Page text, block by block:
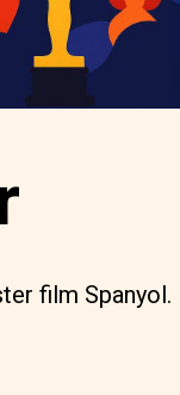
film Spanyol.